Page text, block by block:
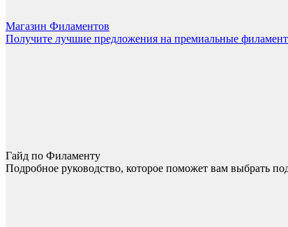
Магазин Филаментов
Получите лучшие предложения на премиальные
Гайд по Филаменту
Подробное руководство, которое поможет вам выбрать